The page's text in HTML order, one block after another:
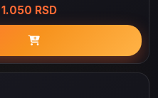
1.050 RSD